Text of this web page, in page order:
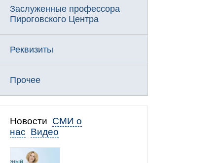
Заслуженные профессора
Пироговского Центра
Реквизиты
Прочее
Новости СМИ о
нас Видео